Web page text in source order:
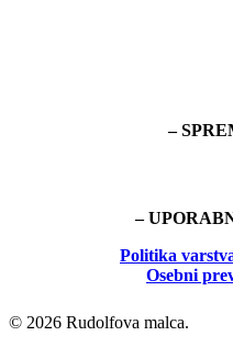
–
–
Politika
Osebni
© 2026 Rudolfova malca.